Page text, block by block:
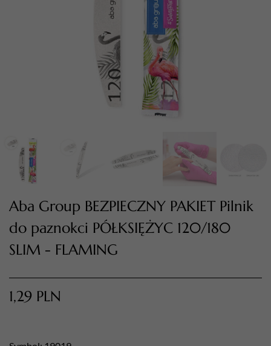
Suma koszyka (
Aba Group BEZPIECZNY PAKIET Pilnik
do paznokci PÓŁKSIĘŻYC 120/180
SLIM - FLAMING
1,29 PLN